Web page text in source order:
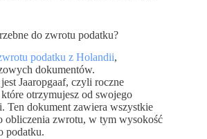
do zwrotu podatku?
podatku z Holandii,
dokumentów.
Jaaropgaaf, czyli roczne
otrzymujesz od swojego
Ten dokument zawiera wszystkie
obliczenia zwrotu, w tym wysokość
podatku.